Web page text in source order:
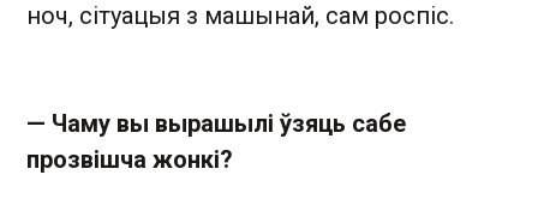
ноч, сітуацыя з машынай, сам роспіс.
— Чаму вы вырашылі ўзяць сабе
прозвішча жонкі?